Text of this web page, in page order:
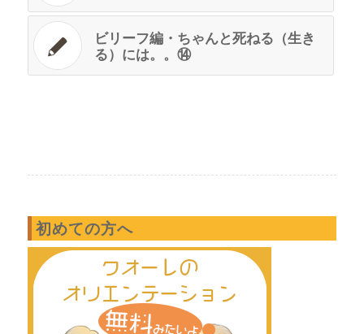
ビリーフ編・ちゃんと死ねる（生き
る）には。。⑭
初めての方へ